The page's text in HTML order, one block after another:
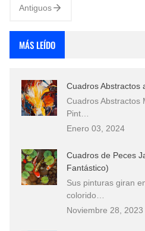
Antiguos
MÁS LEÍDO
Cuadros Abstractos
Cuadros Abstractos
Pint…
Enero 03, 2024
Cuadros de Peces
Fantástico)
Sus pinturas giran
colorido…
Noviembre 28, 2023